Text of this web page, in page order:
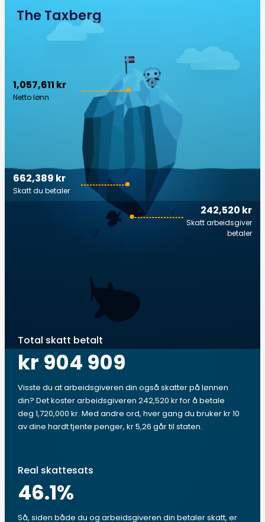
The Taxberg
1,057,611 kr
Netto lønn
242,520 kr
Skatt arbeidsgiver
betaler
662,389 kr
Skatt du betaler
Total skatt betalt
kr 904 909
Visste du at arbeidsgiveren din også skatter på lønnen
din? Det koster arbeidsgiveren 242,520 kr for å betale
deg 1,720,000 kr. Med andre ord, hver gang du bruker kr 10
av dine hardt tjente penger, kr 5,26 går til staten.
Real skattesats
46.1%
Så, siden både du og arbeidsgiveren din betaler skatt, er